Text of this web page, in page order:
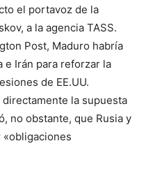
el portavoz de la
a la agencia TASS.
Post, Maduro habría
e Irán para reforzar la
de EE.UU.
la supuesta
no obstante, que Rusia y
«obligaciones